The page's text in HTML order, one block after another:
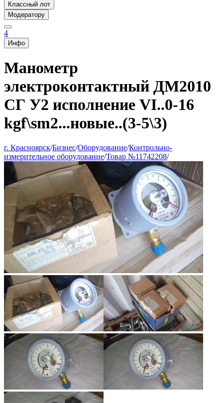
Классный лот
Модератору
4
Инфо
Манометр
электроконтактный ДМ2010
СГ У2 исполнение VI..0-16
kgf\sm2...новые..(3-5\3)
г. Красноярск/Бизнес/Оборудование/Контрольно-
измерительное оборудование/Товар №11742208/